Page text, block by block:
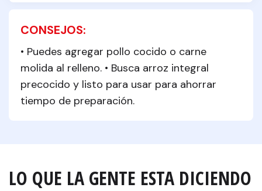
CONSEJOS:
• Puedes agregar pollo cocido o carne
molida al relleno. • Busca arroz integral
precocido y listo para usar para ahorrar
tiempo de preparación.
LO QUE LA GENTE ESTA DICIENDO